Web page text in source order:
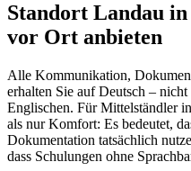
Standort Landau
vor Ort anbieten
Alle Kommunikation,
erhalten Sie auf Deutsch –
Englischen. Für Mittelständler
als nur Komfort: Es bedeutet,
Dokumentation tatsächlich
dass Schulungen ohne